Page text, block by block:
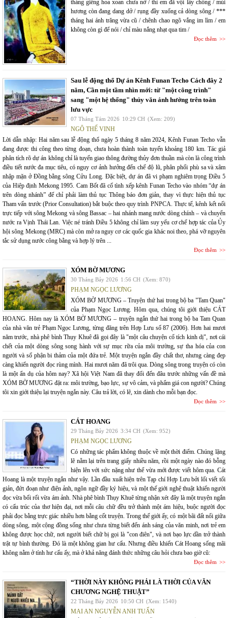
tháng giêng hoa xoan chưa nở / thì em đã vội lấy chồng / mùi
hương còn đang dang dở / rụng đầy xuống cả dòng sông / ***
tháng hai ánh trăng vừa cũ / chênh chao ngõ vắng im lìm / em
không còn gì để nói / chỉ màu nắng nhạt qua tim /
Đọc thêm
Sau lễ động thổ Dự án Kênh Funan Techo Cách đây 2
năm, Cần một tầm nhìn mới: từ "một công trình"
sang "một hệ thống" thủy văn ảnh hưởng trên toàn
lưu vực
07 Tháng Tám 2026 10:29 CH (Xem: 209)
NGÔ THẾ VINH
Lời dẫn nhập: Hai năm sau lễ động thổ ngày 5 tháng 8 năm 2024, Kênh Funan Techo vẫn
đang được thi công theo từng đoạn, chưa hoàn thành toàn tuyến khoảng 180 km. Tác giả
phân tích rõ dự án không chỉ là tuyến giao thông đường thủy đơn thuần mà còn là công trình
điều tiết nước đa mục tiêu, có nguy cơ ảnh hưởng đến chế độ lũ, phân phối phù sa và xâm
nhập mặn ở Đồng bằng sông Cửu Long. Đặc biệt, dự án đã vi phạm nghiêm trọng Điều 5
của Hiệp định Mekong 1995. Cam Bốt đã cố tình xếp kênh Funan Techo vào nhóm “dự án
trên dòng nhánh” để chỉ phải làm thủ tục Thông báo đơn giản, thay vì thực hiện thủ tục
Tham vấn trước (Prior Consultation) bắt buộc theo quy trình PNPCA. Thực tế, kênh kết nối
trực tiếp với sông Mekong và sông Bassac – hai nhánh mang nước dòng chính – và chuyển
nước ra Vịnh Thái Lan. Việc né tránh Điều 5 không chỉ làm suy yếu cơ chế hợp tác của Ủy
hội sông Mekong (MRC) mà còn mở ra nguy cơ các quốc gia khác noi theo, phá vỡ nguyên
tắc sử dụng nước công bằng và hợp lý trên ...
Đọc thêm
XÓM BỜ MƯƠNG
30 Tháng Bảy 2026 1:56 CH (Xem: 870)
PHẠM NGỌC LƯƠNG
XÓM BỜ MƯƠNG – Truyện thứ hai trong bộ ba "Tam Quan"
của Phạm Ngọc Lương. Hôm qua, chúng tôi giới thiệu CÁT
HOANG. Hôm nay là XÓM BỜ MƯƠNG – truyện ngắn thứ hai trong bộ ba Tam Quan
của nhà văn trẻ Phạm Ngọc Lương, từng đăng trên Hợp Lưu số 87 (2006). Hơn hai mươi
năm trước, nhà phê bình Thụy Khuê đã gọi đây là "một câu chuyện cổ tích kinh dị", nơi cái
chết của một dòng sông song hành với sự mục rữa của môi trường, sự tha hóa của con
người và số phận bi thảm của một đứa trẻ. Một truyện ngắn đầy chất thơ, nhưng càng đẹp
càng khiến người đọc rùng mình. Hai mươi năm đã trôi qua. Dòng sông trong truyện có còn
là một ẩn dụ của hôm nay? Xã hội Việt Nam đã thay đổi đến đâu trước những vấn đề mà
XÓM BỜ MƯƠNG đặt ra: môi trường, bạo lực, sự vô cảm, và phẩm giá con người? Chúng
tôi xin giới thiệu lại truyện ngắn này. Câu trả lời, có lẽ, xin dành cho mỗi bạn đọc.
Đọc thêm
CÁT HOANG
29 Tháng Bảy 2026 3:34 CH (Xem: 952)
PHẠM NGỌC LƯƠNG
Có những tác phẩm không thuộc về một thời điểm. Chúng lặng
lẽ nằm lại trên trang giấy nhiều năm, rồi một ngày nào đó bỗng
hiện lên với sức nặng như thể vừa mới được viết hôm qua. Cát
Hoang là một truyện ngắn như vậy. Lần đầu xuất hiện trên Tạp chí Hợp Lưu bởi lối viết tối
giản, đứt đoạn như điện ảnh, ngôn ngữ đầy ký hiệu, và một thế giới nghệ thuật khiến người
đọc vừa bối rối vừa ám ảnh. Nhà phê bình Thụy Khuê từng nhận xét đây là một truyện ngắn
có cấu trúc của thơ hiện đại, nơi mỗi câu chữ đều trở thành một ám hiệu, buộc người đọc
phải đọc bằng trực giác nhiều hơn bằng cốt truyện. Trong thế giới ấy, có một bãi đất nổi giữa
dòng sông, một cộng đồng sống như chưa từng biết đến ánh sáng của văn minh, nơi trẻ em
không được học chữ, nơi người biết chữ bị gọi là "con điên", và nơi bạo lực dần trở thành
trật tự bình thường. Đó là một không gian hư cấu. Nhưng điều khiến Cát Hoang sống mãi
không nằm ở tính hư cấu ấy, mà ở khả năng đánh thức những câu hỏi chưa bao giờ cũ:
Đọc thêm
“THỜI NÀY KHÔNG PHẢI LÀ THỜI CỦA VĂN
CHƯƠNG NGHỆ THUẬT”
22 Tháng Bảy 2026 10:50 CH (Xem: 1540)
MAI AN NGUYỄN ANH TUẤN